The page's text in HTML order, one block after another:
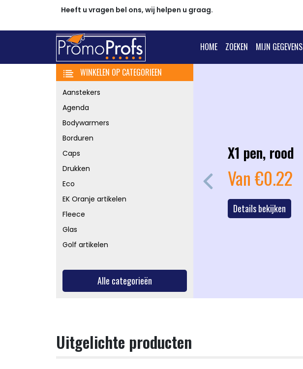
Heeft u vragen bel ons, wij helpen u graag.
HOME ZOEKEN MIJN GEGEVENS
WINKELEN OP CATEGORIEEN
Aanstekers
Agenda
Bodywarmers
Borduren
Caps
Drukken
Eco
EK Oranje artikelen
Fleece
Glas
Golf artikelen
Alle categorieën
X1 pen, rood
Van €0.22
Details bekijken
Previous
Uitgelichte producten